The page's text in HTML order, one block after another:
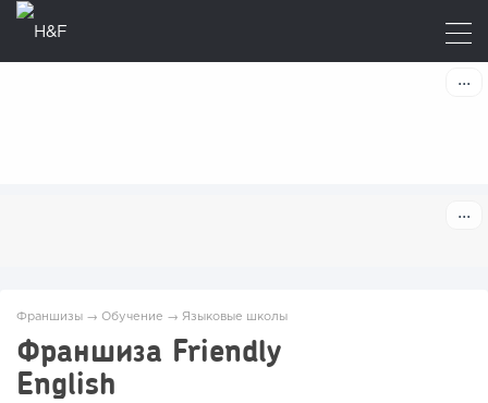
Франшизы → Обучение → Языковые школы
Франшиза Friendly
English